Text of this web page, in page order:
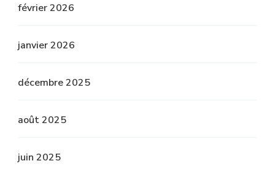
février 2026
janvier 2026
décembre 2025
août 2025
juin 2025